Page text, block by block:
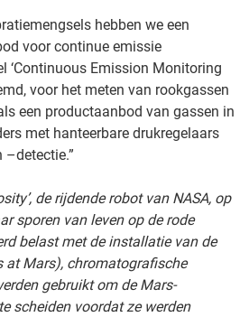
hebben we een
voor continue emissie
‘Continuous Emission Monitoring
voor het meten van rookgassen
een productaanbod van gassen in
met hanteerbare drukregelaars
de rijdende robot van NASA, op
sporen van leven op de rode
belast met de installatie van de
at Mars), chromatografische
gebruikt om de Mars-
scheiden voordat ze werden